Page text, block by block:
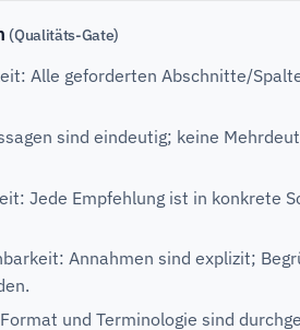
(Qualitäts-Gate)
Alle geforderten Abschnitte/
sind eindeutig; keine
Jede Empfehlung ist in konkrete
Annahmen sind explizit;
und Terminologie sind